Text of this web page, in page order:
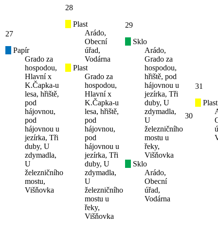
27
Papír
Grado za
hospodou,
Hlavní x
K.Čapka-u
lesa, hřiště,
pod
hájovnou,
pod
hájovnou u
jezírka, Tři
duby, U
zdymadla,
U
železničního
mostu,
Višňovka
28
Plast
Arádo,
Obecní
úřad,
Vodárna
Plast
Grado za
hospodou,
Hlavní x
K.Čapka-u
lesa, hřiště,
pod
hájovnou,
pod
hájovnou u
jezírka, Tři
duby, U
zdymadla,
U
železničního
mostu u
řeky,
Višňovka
29
Sklo
Arádo,
Grado za
hospodou,
hřiště, pod
hájovnou u
jezírka, Tři
duby, U
zdymadla,
U
železničního
mostu u
řeky,
Višňovka
Sklo
Arádo,
Obecní
úřad,
Vodárna
30
31
Plast